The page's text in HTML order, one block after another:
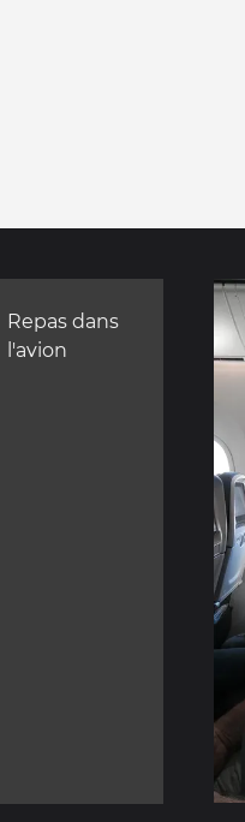
Repas dans
l'avion